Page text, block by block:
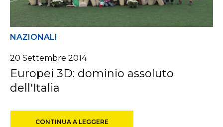
NAZIONALI
20 Settembre 2014
Europei 3D: dominio assoluto
dell'Italia
CONTINUA A LEGGERE